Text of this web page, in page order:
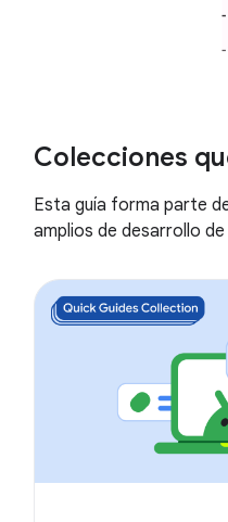
Colecciones
Esta guía forma parte
amplios de desarrollo de